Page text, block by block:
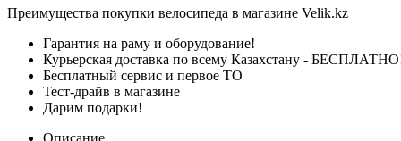
Преимущества покупки велосипеда в магазине Velik.kz
Гарантия на раму и оборудование!
Курьерская доставка по всему Казахстану -
Бесплатный сервис и первое ТО
Тест-драйв в магазине
Дарим подарки!
Описание